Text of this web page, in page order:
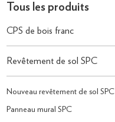
Tous les produits
CPS de bois franc
Revêtement de sol SPC
Nouveau revêtement de sol SPC
Panneau mural SPC